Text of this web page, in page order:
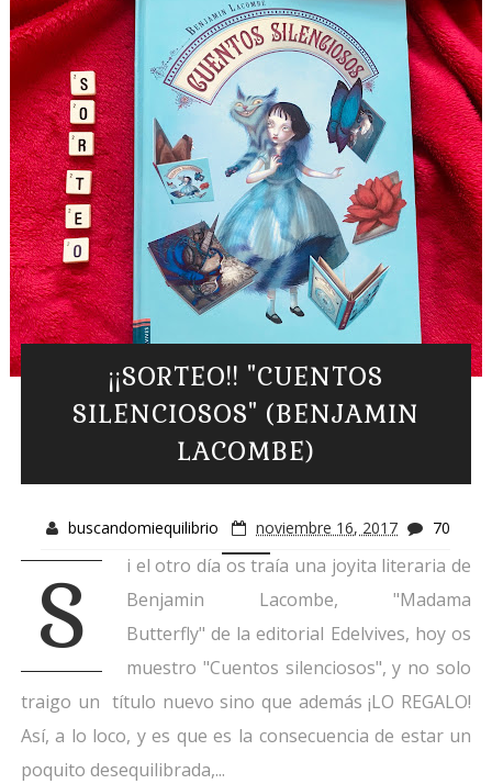
¡¡SORTEO!! "CUENTOS
SILENCIOSOS" (BENJAMIN
LACOMBE)
buscandomiequilibrio noviembre 16, 2017 70
S
i el otro día os traía una joyita literaria de
Benjamin Lacombe, "Madama
Butterfly" de la editorial Edelvives, hoy os
muestro "Cuentos silenciosos", y no solo
traigo un título nuevo sino que además ¡LO REGALO!
Así, a lo loco, y es que es la consecuencia de estar un
poquito desequilibrada,...